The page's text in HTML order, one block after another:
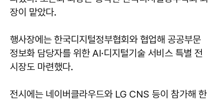
장이 맡았다.
행사장에는 한국디지털정부협회와 협업해 공공부문
정보화 담당자를 위한 AI·디지털기술 서비스 특별 전
시장도 마련했다.
전시에는 네이버클라우드와 LG CNS 등이 참가해 한